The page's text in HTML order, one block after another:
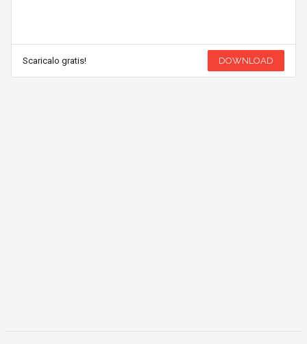
Scaricalo gratis! DOWNLOAD